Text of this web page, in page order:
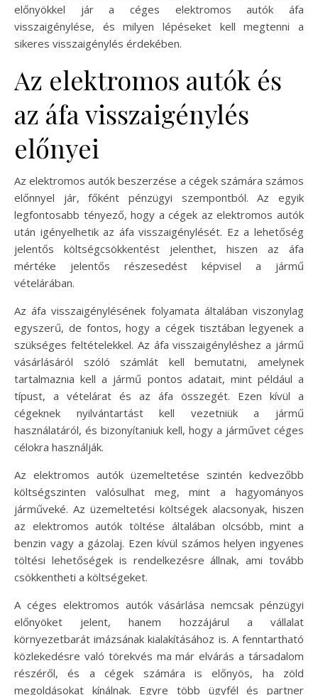
előnyökkel jár a céges elektromos autók áfa
visszaigénylése, és milyen lépéseket kell megtenni a
sikeres visszaigénylés érdekében.
Az elektromos autók és
az áfa visszaigénylés
előnyei
Az elektromos autók beszerzése a cégek számára számos
előnnyel jár, főként pénzügyi szempontból. Az egyik
legfontosabb tényező, hogy a cégek az elektromos autók
után igényelhetik az áfa visszaigénylését. Ez a lehetőség
jelentős költségcsökkentést jelenthet, hiszen az áfa
mértéke jelentős részesedést képvisel a jármű
vételárában.
Az áfa visszaigénylésének folyamata általában viszonylag
egyszerű, de fontos, hogy a cégek tisztában legyenek a
szükséges feltételekkel. Az áfa visszaigényléshez a jármű
vásárlásáról szóló számlát kell bemutatni, amelynek
tartalmaznia kell a jármű pontos adatait, mint például a
típust, a vételárat és az áfa összegét. Ezen kívül a
cégeknek nyilvántartást kell vezetniük a jármű
használatáról, és bizonyítaniuk kell, hogy a járművet céges
célokra használják.
Az elektromos autók üzemeltetése szintén kedvezőbb
költségszinten valósulhat meg, mint a hagyományos
járműveké. Az üzemeltetési költségek alacsonyak, hiszen
az elektromos autók töltése általában olcsóbb, mint a
benzin vagy a gázolaj. Ezen kívül számos helyen ingyenes
töltési lehetőségek is rendelkezésre állnak, ami tovább
csökkentheti a költségeket.
A céges elektromos autók vásárlása nemcsak pénzügyi
előnyöket jelent, hanem hozzájárul a vállalat
környezetbarát imázsának kialakításához is. A fenntartható
közlekedésre való törekvés ma már elvárás a társadalom
részéről, és a cégek számára is előnyös, ha zöld
megoldásokat kínálnak. Egyre több ügyfél és partner